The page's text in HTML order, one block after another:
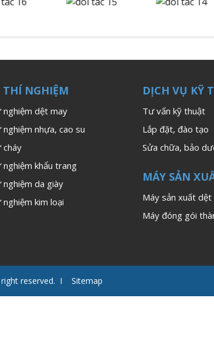
NGHIỆM
dệt may
nhựa, cao su
cháy
khẩu trang
da giày
kim loại
DỊCH VỤ KỸ
Tư vấn kỹ thuật
Lắp đặt, đào tạo
Sửa chữa, bảo
MÁY SẢN
Máy sản xuất dệt
Máy đóng gói
right reserved. I Sitemap